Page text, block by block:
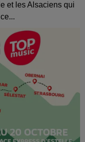
et les Alsaciens qui